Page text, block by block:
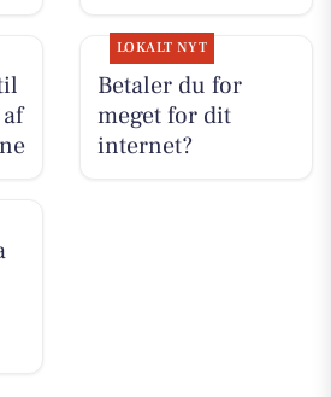
LOKALT NYT
Betaler du for
meget for dit
internet?